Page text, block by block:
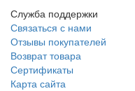
Служба поддержки
Связаться с нами
Отзывы покупателей
Возврат товара
Сертификаты
Карта сайта